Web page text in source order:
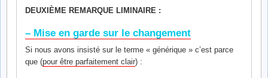
DEUXIÈME REMARQUE LIMINAIRE :
– Mise en garde sur le changement
Si nous avons insisté sur le terme « générique » c’est parce
que (pour être parfaitement clair) :